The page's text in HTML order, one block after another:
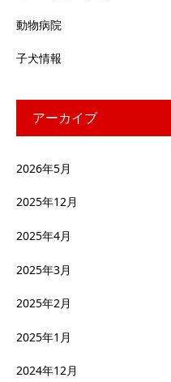
動物病院
子犬情報
アーカイブ
2026年5月
2025年12月
2025年4月
2025年3月
2025年2月
2025年1月
2024年12月